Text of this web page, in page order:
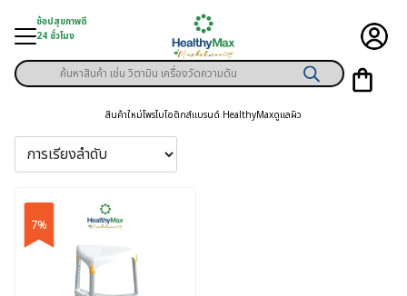
content
ช้อปสุขภาพดี
24 ชั่วโมง
มู่สินค้า
าพเฉพาะคุณ
ษสมาชิก
Products
search
สินค้าใหม่โพรไบโอติกส์แบรนด์ HealthyMaxดูแลผิว
7%